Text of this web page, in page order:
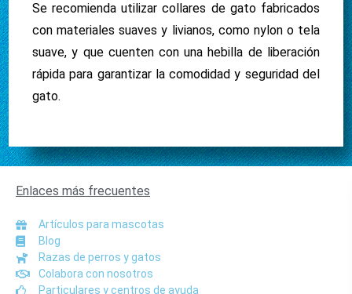
Se recomienda utilizar collares de gato fabricados
con materiales suaves y livianos, como nylon o tela
suave, y que cuenten con una hebilla de liberación
rápida para garantizar la comodidad y seguridad del
gato.
Enlaces más frecuentes
Artículos para mascotas
Blog
Razas de perros y gatos
Colabora con nosotros
Particulares y centros de ayuda